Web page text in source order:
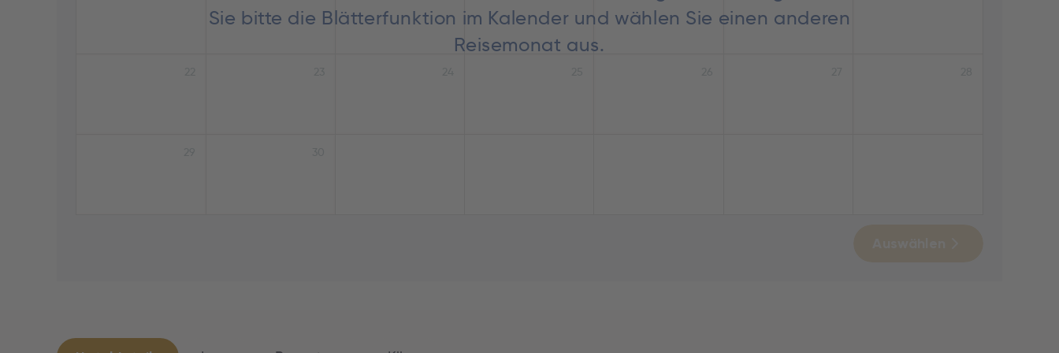
Sie bitte die Blätterfunktion im Kalender und wählen Sie einen anderen
Reisemonat aus.